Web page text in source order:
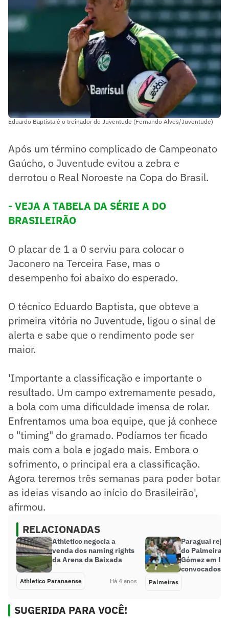
Eduardo Baptista é o treinador do Juventude (Fernando Alves/Juventude)
Após um término complicado de Campeonato
Gaúcho, o Juventude evitou a zebra e
derrotou o Real Noroeste na Copa do Brasil.
- VEJA A TABELA DA SÉRIE A DO
BRASILEIRÃO
O placar de 1 a 0 serviu para colocar o
Jaconero na Terceira Fase, mas o
desempenho foi abaixo do esperado.
O técnico Eduardo Baptista, que obteve a
primeira vitória no Juventude, ligou o sinal de
alerta e sabe que o rendimento pode ser
maior.
'Importante a classificação e importante o
resultado. Um campo extremamente pesado,
a bola com uma dificuldade imensa de rolar.
Enfrentamos uma boa equipe, que já conhece
o "timing" do gramado. Podíamos ter ficado
mais com a bola e jogado mais. Embora o
sofrimento, o principal era a classificação.
Agora teremos três semanas para poder botar
as ideias visando ao início do Brasileirão',
afirmou.
RELACIONADAS
Athletico negocia a
venda dos naming rights
da Arena da Baixada
Athletico Paranaense Há 4 anos
Paraguai
do Palmeiras
Gómez em
convocados
Palmeiras
SUGERIDA PARA VOCÊ!